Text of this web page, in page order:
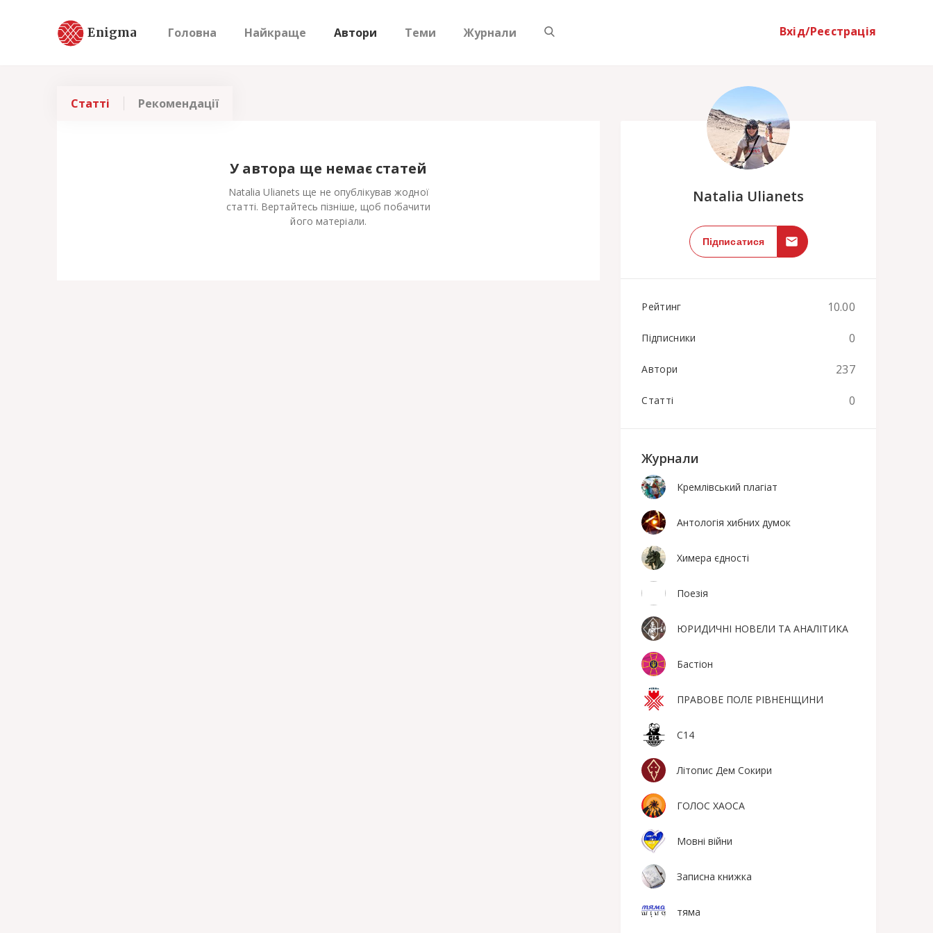
Enigma Головна Найкраще Автори Теми Журнали Вхід/Реєстрація
Natalia Ulianets
Підписатися
Рейтинг 10.00
Підписники 0
Автори 237
Статті 0
Журнали
Кремлівський плагіат
Антологія хибних думок
Химера єдності
Поезiя
ЮРИДИЧНІ НОВЕЛИ ТА АНАЛІТИКА
Бастіон
ПРАВОВЕ ПОЛЕ РІВНЕНЩИНИ
С14
Літопис Дем Сокири
ГОЛОС ХАОСА
Мовні війни
Записна книжка
тяма
Статті Рекомендації
У автора ще немає статей
Natalia Ulianets ще не опублікував жодної
статті. Вертайтесь пізніше, щоб побачити
його матеріали.